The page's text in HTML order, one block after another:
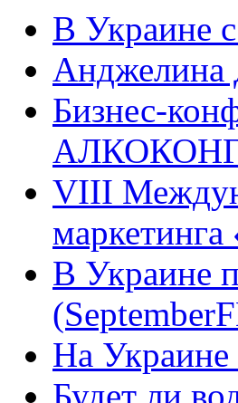
В Украине
Анджелина
Бизнес-
VIII
В Украине
На Украине
Будет ли